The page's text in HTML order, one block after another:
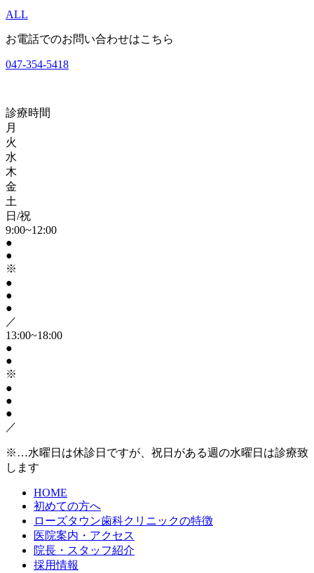
ALL
お電話でのお問い合わせはこちら
047-354-5418
診療時間
月
火
水
木
金
土
日/祝
9:00~12:00
●
●
※
●
●
●
／
13:00~18:00
●
●
※
●
●
●
／
※…水曜日は休診日ですが、祝日がある週の水曜日は診療致
します
HOME
初めての方へ
ローズタウン歯科クリニックの特徴
医院案内・アクセス
院長・スタッフ紹介
採用情報